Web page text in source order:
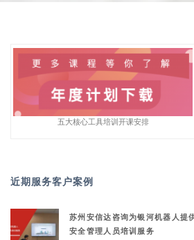
五大核心工具培训开课安排
近期服务客户案例
苏州安信达咨询为银河机器人提
安全管理人员培训服务